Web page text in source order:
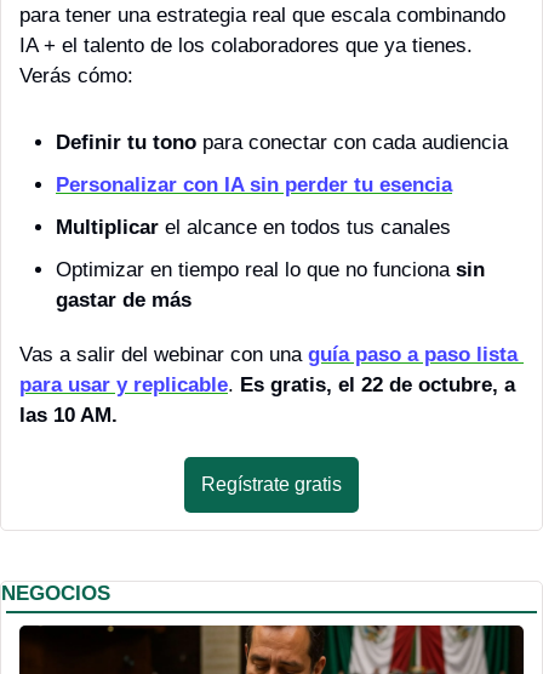
para tener una estrategia real que escala combinando
IA + el talento de los colaboradores que ya tienes.
Verás cómo:
Definir tu tono para conectar con cada audiencia
Personalizar con IA sin perder tu esencia
Multiplicar el alcance en todos tus canales
Optimizar en tiempo real lo que no funciona sin
gastar de más
Vas a salir del webinar con una guía paso a paso lista
para usar y replicable. Es gratis, el 22 de octubre, a
las 10 AM.
Regístrate gratis
NEGOCIOS